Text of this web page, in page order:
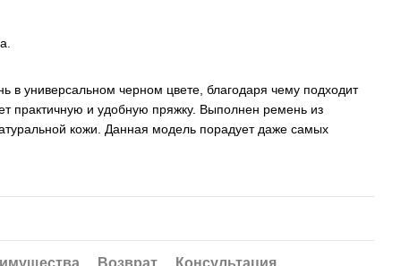
в универсальном черном цвете, благодаря чему подходит
практичную и удобную пряжку. Выполнен ремень из
кожи. Данная модель порадует даже самых